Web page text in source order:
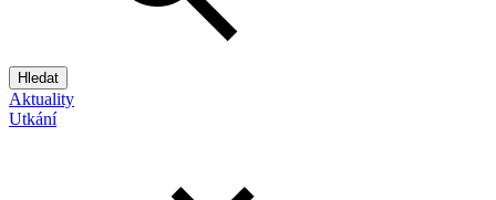
Hledat
Aktuality
Utkání